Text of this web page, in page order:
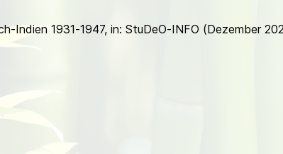
Indien 1931-1947, in: StuDeO-INFO (Dezember